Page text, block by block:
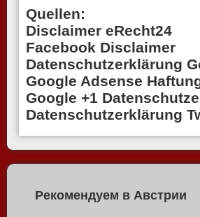
Quellen:
Disclaimer eRecht24
Facebook Disclaimer
Datenschutzerklärung
Google Adsense
Google +1
Datenschutzerklärung
Рекомендуем в Австрии